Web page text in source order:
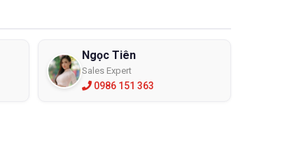
Ngọc Tiên
Sales Expert
0986 151 363